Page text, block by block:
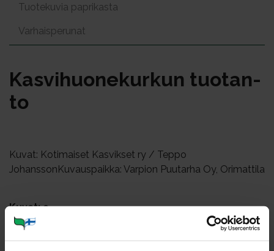
Tuotekuvia paprikasta
Varhaisperunat
Kas­vi­huo­ne­kur­kun tuo­tan­
to
Kuvat: Kotimaiset Kasvikset ry / Teppo
JohanssonKuvauspaikka: Varpion Puutarha Oy, Orimattila
Kuvat: 9